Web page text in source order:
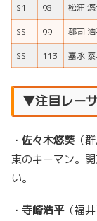
S1
98 松浦
SS
99 郡司
SS
113 嘉永
▼注目レー
・ 佐々木悠葵 （
東のキーマン。
い。
・ 寺崎浩平（福